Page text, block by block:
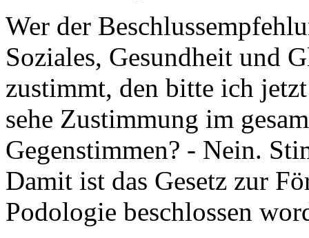
Wer der
Soziales, Gesundheit und
zustimmt, den bitte ich
sehe Zustimmung im
Gegenstimmen? - Nein.
Damit ist das Gesetz zur
Podologie beschlossen